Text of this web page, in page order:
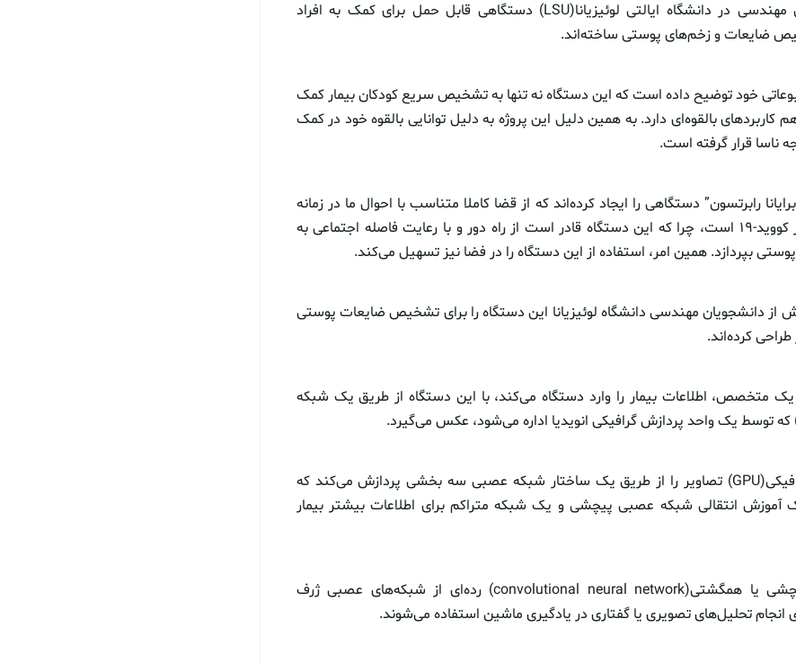
گروهی از دانشجویان مهندسی در دانشگاه ایالتی لوئیزیانا(LSU) دستگاهی قابل حمل برای کمک به افراد
ضایعات و زخم‌های پوستی ساخته‌اند.
خود توضیح داده است که این دستگاه نه تنها به تشخیص سریع کودکان بیمار کمک
کاربردهای بالقوه‌ای دارد. به همین دلیل این پروژه به دلیل توانایی بالقوه خود در کمک
ناسا قرار گرفته است.
رابرتسون” دستگاهی را ایجاد کرده‌اند که از قضا کاملا متناسب با احوال ما در زمانه
شیوع بیماری همه‌گیر کووید-۱۹ است، چرا که این دستگاه قادر است از راه دور و با رعایت فاصله اجتماعی به
بپردازد. همین امر، استفاده از این دستگاه را در فضا نیز تسهیل می‌کند.
از دانشجویان مهندسی دانشگاه لوئیزیانا این دستگاه را برای تشخیص ضایعات پوستی
کرده‌اند.
یک متخصص، اطلاعات بیمار را وارد دستگاه می‌کند، با این دستگاه از طریق یک شبکه
این واحد پردازش گرافیکی(GPU) تصاویر را از طریق یک ساختار شبکه عصبی سه بخشی پردازش می‌کند که
انتقالی شبکه عصبی پیچشی و یک شبکه متراکم برای اطلاعات بیشتر بیمار
شبکه‌های عصبی پیچشی یا همگشتی(convolutional neural network) رده‌ای از شبکه‌های عصبی ژرف
انجام تحلیل‌های تصویری یا گفتاری در یادگیری ماشین استفاده می‌شوند.